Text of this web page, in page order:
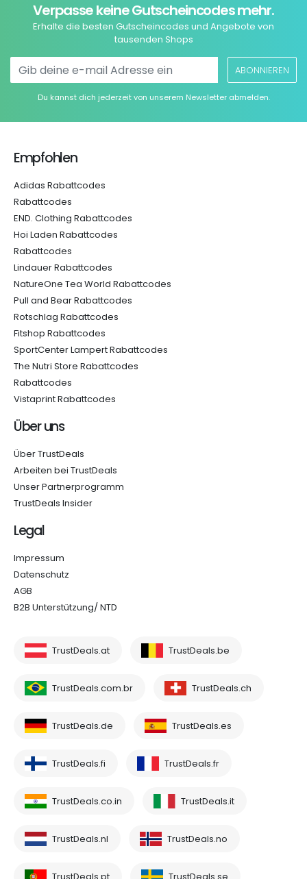
Verpasse keine Gutscheincodes mehr.
Erhalte die besten Gutscheincodes und Angebote von
tausenden Shops
ABONNIEREN
Du kannst dich jederzeit von unserem Newsletter abmelden.
Empfohlen
Adidas Rabattcodes
Rabattcodes
END. Clothing Rabattcodes
Hoi Laden Rabattcodes
Rabattcodes
Lindauer Rabattcodes
NatureOne Tea World Rabattcodes
Pull and Bear Rabattcodes
Rotschlag Rabattcodes
Fitshop Rabattcodes
SportCenter Lampert Rabattcodes
The Nutri Store Rabattcodes
Rabattcodes
Vistaprint Rabattcodes
Über uns
Über TrustDeals
Arbeiten bei TrustDeals
Unser Partnerprogramm
TrustDeals Insider
Legal
Impressum
Datenschutz
AGB
B2B Unterstützung/ NTD
TrustDeals.at TrustDeals.be
TrustDeals.com.br TrustDeals.ch
TrustDeals.de TrustDeals.es
TrustDeals.fi TrustDeals.fr
TrustDeals.co.in TrustDeals.it
TrustDeals.nl TrustDeals.no